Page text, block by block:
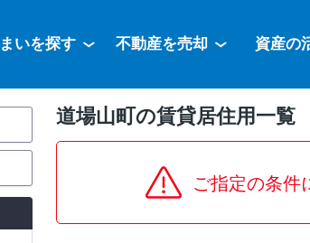
いを探す 不動産を売却 資産の
道場山町の賃貸居住用一覧
ご指定の条件